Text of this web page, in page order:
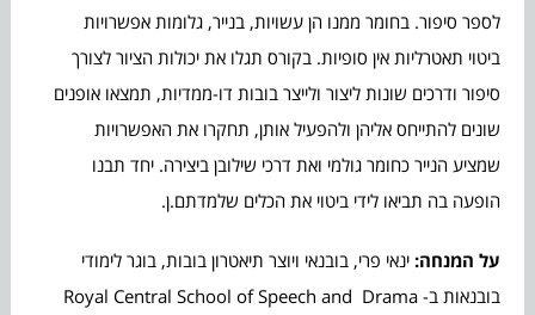
לספר סיפור. בחומר ממנו הן עשויות, בנייר, גלומות אפשרויות
ביטוי תאטרליות אין סופיות. בקורס תגלו את יכולות הציור לצורך
סיפור ודרכים שונות ליצור ולייצר בובות דו-ממדיות, תמצאו אופנים
שונים להתייחס אליהן ולהפעיל אותן, תחקרו את האפשרויות
שמציע הנייר כחומר גולמי ואת דרכי שילובן ביצירה. יחד תבנו
הופעה בה תביאו לידי ביטוי את הכלים שלמדתם.ן.
על המנחה: ינאי פרי, בובנאי ויוצר תיאטרון בובות, בוגר לימודי
בובנאות ב- Royal Central School of Speech and Drama